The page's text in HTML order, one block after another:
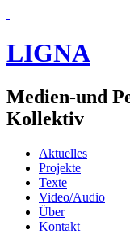
LIGNA
Medien-und
Kollektiv
Aktuelles
Projekte
Texte
Video/Audio
Über
Kontakt